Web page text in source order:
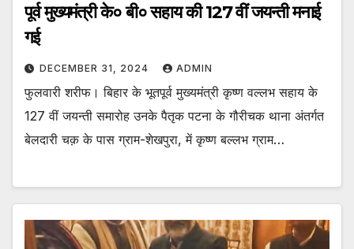
पूर्व मुख्यमंत्री के० बी० सहाय की 127 वीं जयन्ती मनाई
गई
DECEMBER 31, 2024 ADMIN
फुलवारी शरीफ। बिहार के भूतपूर्व मुख्यमंत्री कृष्ण वल्लभ सहाय के
127 वीं जयन्ती समारोह उनके पैतृक पटना के गौरीचक थाना अंतर्गत
बेलदारी चक़ के पास ग्राम-शेखपुरा, में कृष्ण बल्लभ ग्राम…